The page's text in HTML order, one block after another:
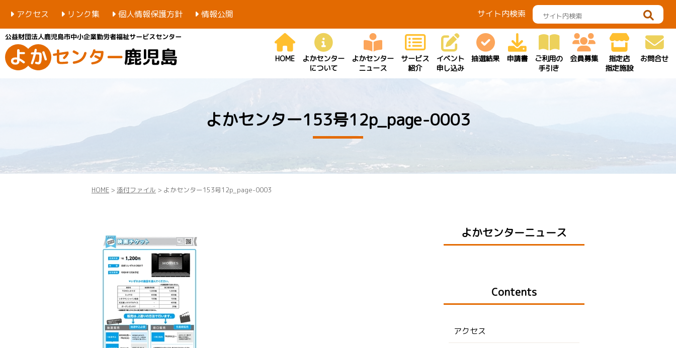
アクセス リンク集 個人情報保護方針 情報公開 サイト内検索
HOME
よかセンター
について
よかセンター
ニュース
サービス
紹介
イベント
申し込み
抽選結果 申請書
ご利用の
手引き
会員募集
指定店
指定施設
お問合せ
よかセンター153号12p_page-0003
HOME > 添付ファイル > よかセンター153号12p_page-0003
よかセンターニュース
Contents
アクセス